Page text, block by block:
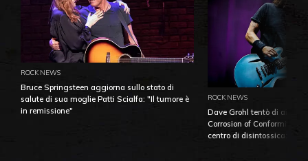
ROCK NEWS
Bruce Springsteen aggiorna sullo stato di
salute di sua moglie Patti Scialfa: "Il tumore è
in remissione"
ROCK NEWS
Dave Grohl tentò di
Corrosion of Conformity
centro di